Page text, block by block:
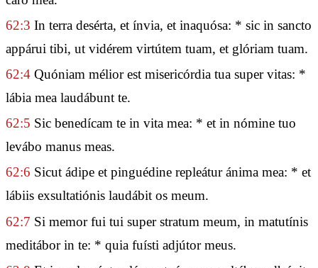
62:3 In terra desérta, et ínvia, et inaquósa: * sic in sancto
appárui tibi, ut vidérem virtútem tuam, et glóriam tuam.
62:4 Quóniam mélior est misericórdia tua super vitas: *
lábia mea laudábunt te.
62:5 Sic benedícam te in vita mea: * et in nómine tuo
levábo manus meas.
62:6 Sicut ádipe et pinguédine repleátur ánima mea: * et
lábiis exsultatiónis laudábit os meum.
62:7 Si memor fui tui super stratum meum, in matutínis
meditábor in te: * quia fuísti adjútor meus.